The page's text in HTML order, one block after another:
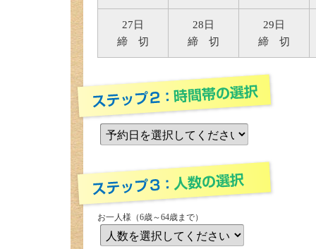
27日
締 切
28日
締 切
29日
締 切
お一人様（6歳～64歳まで）